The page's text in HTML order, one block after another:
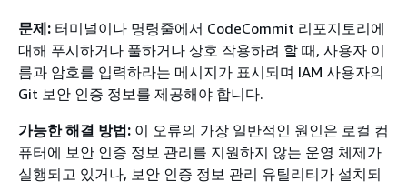
문제: 터미널이나 명령줄에서 CodeCommit 리포지토리에
대해 푸시하거나 풀하거나 상호 작용하려 할 때, 사용자 이
름과 암호를 입력하라는 메시지가 표시되며 IAM 사용자의
Git 보안 인증 정보를 제공해야 합니다.
가능한 해결 방법: 이 오류의 가장 일반적인 원인은 로컬 컴
퓨터에 보안 인증 정보 관리를 지원하지 않는 운영 체제가
실행되고 있거나, 보안 인증 정보 관리 유틸리티가 설치되